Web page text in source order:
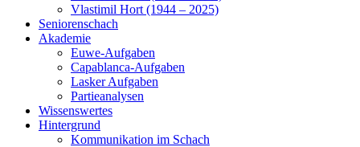
Vlastimil Hort (1944 – 2025)
Seniorenschach
Akademie
Euwe-Aufgaben
Capablanca-Aufgaben
Lasker Aufgaben
Partieanalysen
Wissenswertes
Hintergrund
Kommunikation im Schach